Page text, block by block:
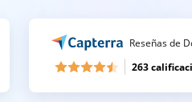
Reseñas de
263